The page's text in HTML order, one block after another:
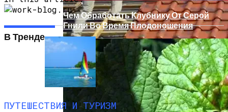
Остров Ко Самуи Таиланд
Чем Обработать Клубнику От Серой
Гнили Во Время Плодоношения
В Тренде
ПУТЕШЕСТВИЯ И ТУРИЗМ